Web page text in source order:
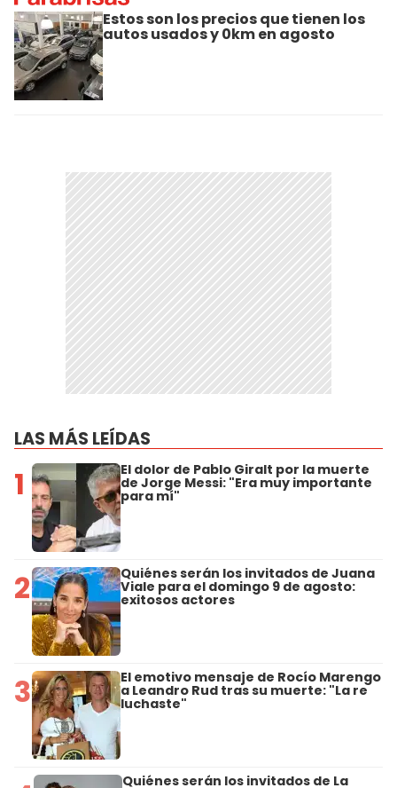
Estos son los precios que tienen los
autos usados y 0km en agosto
LAS MÁS LEÍDAS
1 El dolor de Pablo Giralt por la muerte
de Jorge Messi: "Era muy importante
para mí"
2 Quiénes serán los invitados de Juana
Viale para el domingo 9 de agosto:
exitosos actores
3 El emotivo mensaje de Rocío Marengo
a Leandro Rud tras su muerte: "La re
luchaste"
Quiénes serán los invitados de La